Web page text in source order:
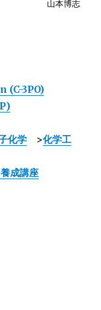
(C-3PO)
化学 >化学工
成講座